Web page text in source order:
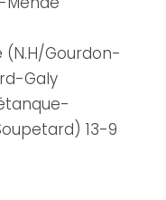
Gourdon-
Galy
13-9